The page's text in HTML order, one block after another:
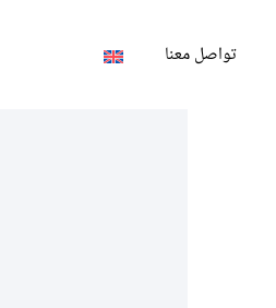
تواصل معنا